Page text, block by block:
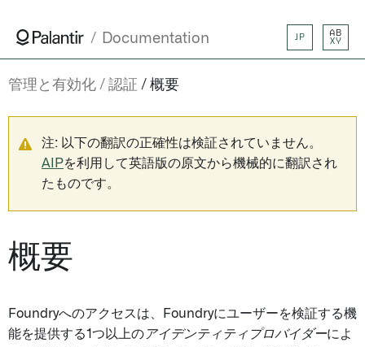
Documentation JP
AB
XY
管理と有効化 認証 概要
注: 以下の翻訳の正確性は検証されていません。
AIPを利用して英語版の原文から機械的に翻訳され
たものです。
概要
Foundryへのアクセスは、Foundryにユーザーを検証する機
能を提供する1つ以上の アイデンティティプロバイダーによ